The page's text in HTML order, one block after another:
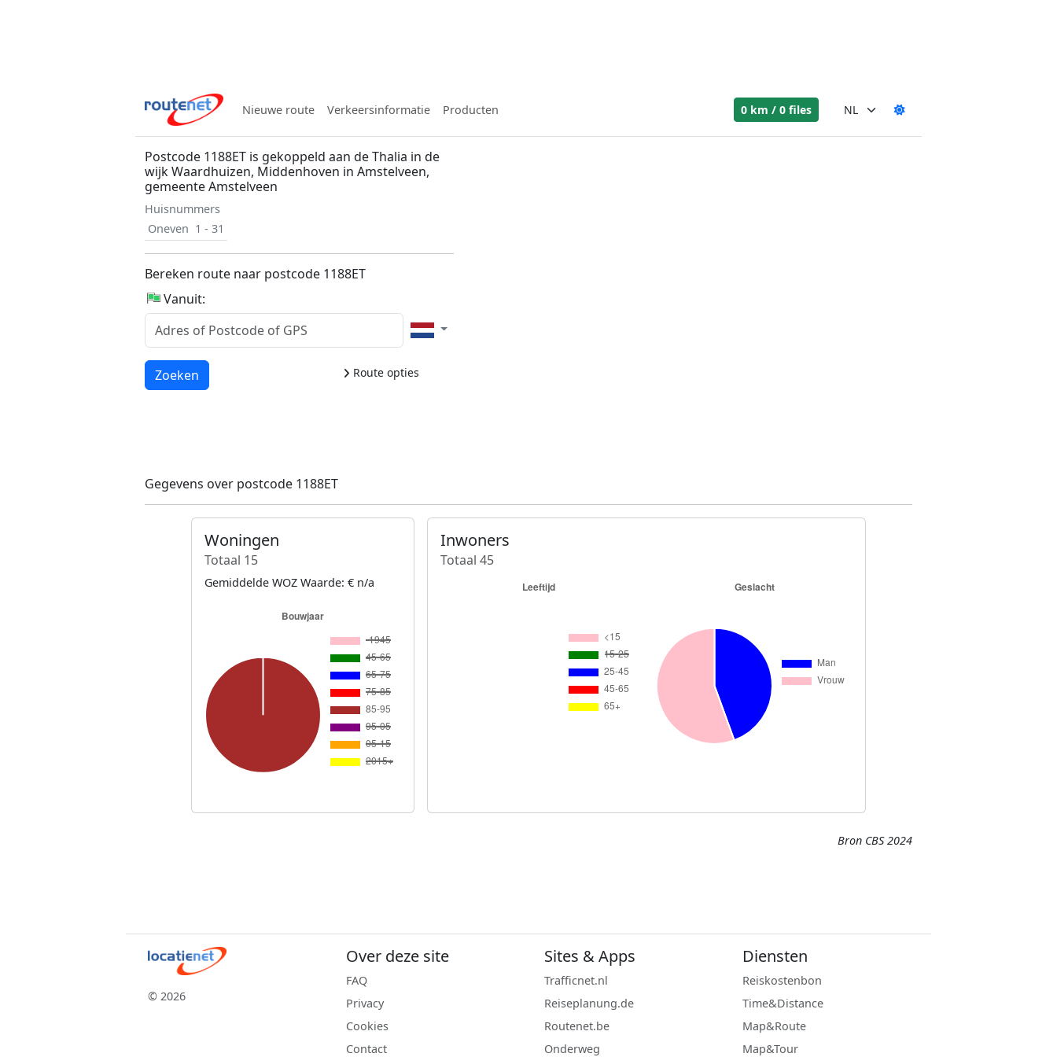
Nieuwe route Verkeersinformatie Producten 0 km / 0 files
Postcode 1188ET is gekoppeld aan de Thalia in de
wijk Waardhuizen, Middenhoven in Amstelveen,
gemeente Amstelveen
Huisnummers
Oneven 1 - 31
Bereken route naar postcode 1188ET
Vanuit:
Route opties
Laden...
Zoeken
Gegevens over postcode 1188ET
Woningen
Totaal 15
Gemiddelde WOZ Waarde: € n/a
Inwoners
Totaal 45
Bron CBS 2024
© 2026
Over deze site
FAQ
Privacy
Cookies
Contact
Sites & Apps
Trafficnet.nl
Reiseplanung.de
Routenet.be
Onderweg
Diensten
Reiskostenbon
Time&Distance
Map&Route
Map&Tour